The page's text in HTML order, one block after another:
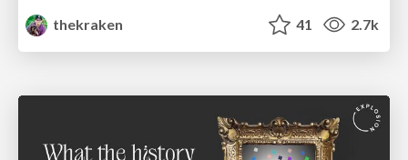
thekraken
41 2.7k